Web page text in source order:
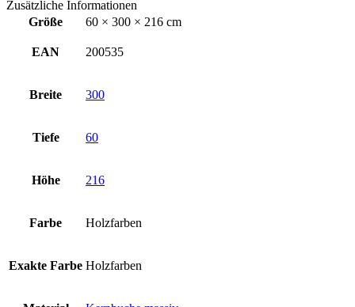
Zusätzliche Informationen
Größe
60 × 300 × 216 cm
EAN 200535
Breite 300
Tiefe 60
Höhe 216
Farbe Holzfarben
Exakte Farbe Holzfarben